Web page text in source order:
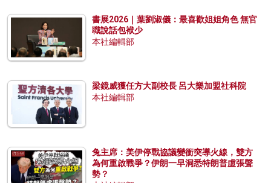
書展2026｜葉劉淑儀：最喜歡姐姐角色 無官
職說話包袱少
本社編輯部
梁鏡威獲任方大副校長 呂大樂加盟社科院
本社編輯部
兔主席：美伊停戰協議變衝突導火線，雙方
為何重啟戰爭？伊朗一早洞悉特朗普虛張聲
勢？